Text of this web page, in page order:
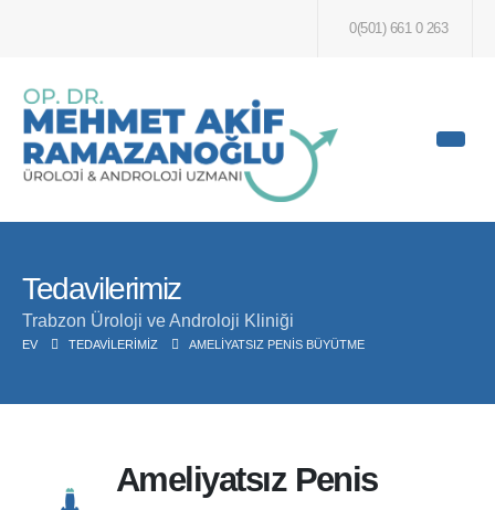
0(501) 661 0 263
Tedavilerimiz
Trabzon Üroloji ve Androloji Kliniği
EV TEDAVILERIMIZ AMELIYATSIZ PENIS BÜYÜTME
Ameliyatsız Penis